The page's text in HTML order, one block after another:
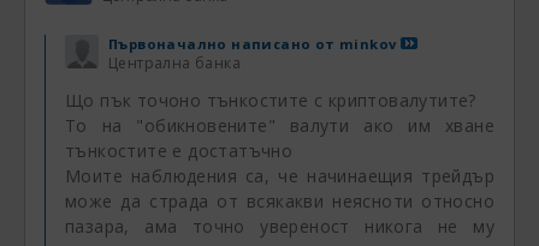
И там след десетото посещение на Бай
Колю може и да почнат да ти минават
Ама пак не е много сигурно щото има бая
напористи типажи.
И да са живи и здрави де, ... да пробват.
Първоначално написано от minkov
Централна банка
Що пък точоно тънкостите с криптовалутите?
То на "обикновените" валути ако им хване
тънкостите е достатъчно
Моите наблюдения са, че начинаещия трейдър
може да страда от всякакви неясноти относно
пазара, ама точно увереност никога не му